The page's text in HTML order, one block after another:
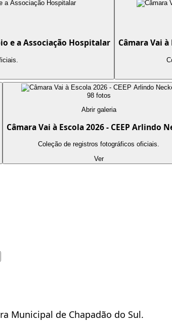
e a Associação Hospitalar Câmara Vai
98fotos
Abrir galeria
Câmara Vai à Escola 2026 - CEEP Arlindo
Coleção de registros fotográficos oficiais.
Ver
Municipal de Chapadão do Sul.